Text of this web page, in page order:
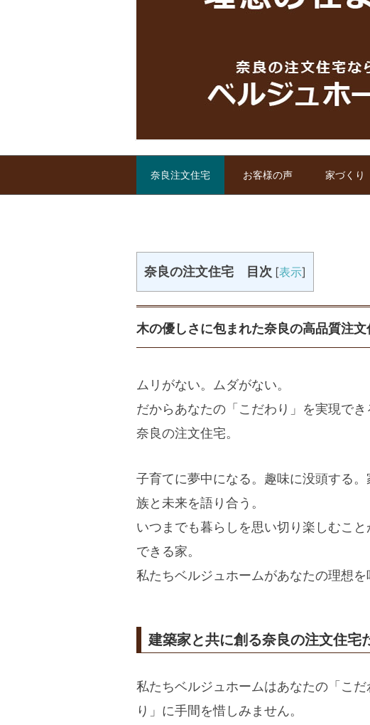
奈良注文住宅 お客様の声 家づくり
奈良の注文住宅 目次 [表示]
木の優しさに包まれた奈良の高品質注文
ムリがない。ムダがない。
だからあなたの「こだわり」を実現でき
奈良の注文住宅。
子育てに夢中になる。趣味に没頭する。
族と未来を語り合う。
いつまでも暮らしを思い切り楽しむこと
できる家。
私たちベルジュホームがあなたの理想を
建築家と共に創る奈良の注文住宅
私たちベルジュホームはあなたの「こだ
り」に手間を惜しみません。